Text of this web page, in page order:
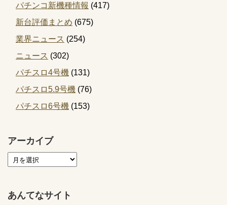
パチンコ新機種情報 (417)
新台評価まとめ (675)
業界ニュース (254)
ニュース (302)
パチスロ4号機 (131)
パチスロ5.9号機 (76)
パチスロ6号機 (153)
アーカイブ
あんてなサイト